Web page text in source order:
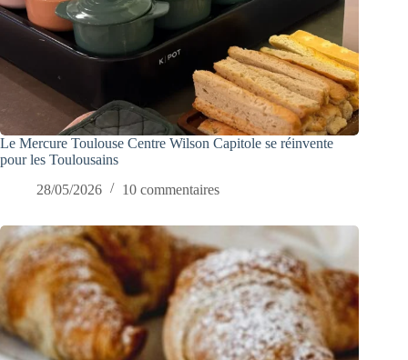
Le Mercure Toulouse Centre Wilson Capitole se réinvente
pour les Toulousains
28/05/2026
10 commentaires